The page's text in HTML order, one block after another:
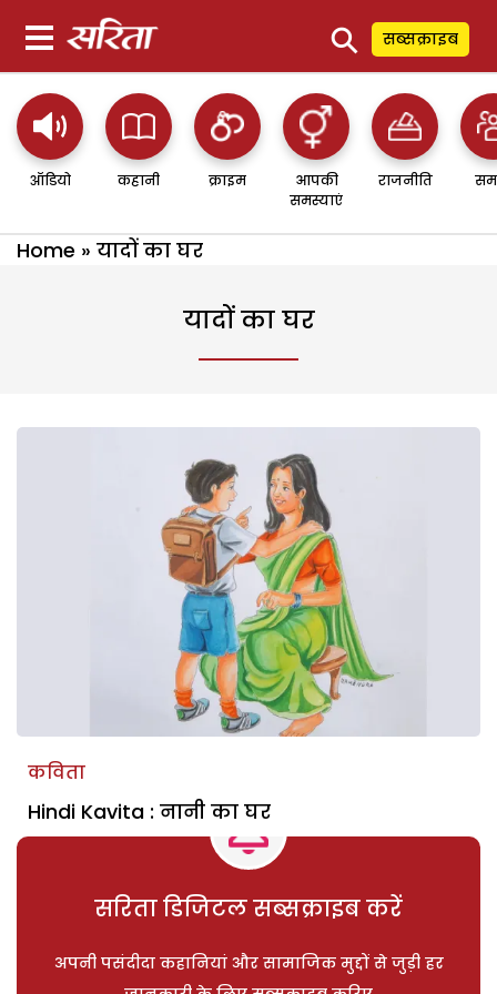
⚲ सब्सक्राइब
ऑडियो कहानी क्राइम
आपकी
समस्याएं
राजनीति
Home » यादों का घर
यादों का घर
कविता
Hindi Kavita : नानी का घर
सरिता डिजिटल सब्सक्राइब करें
अपनी पसंदीदा कहानियां और सामाजिक मुद्दों से जुड़ी हर